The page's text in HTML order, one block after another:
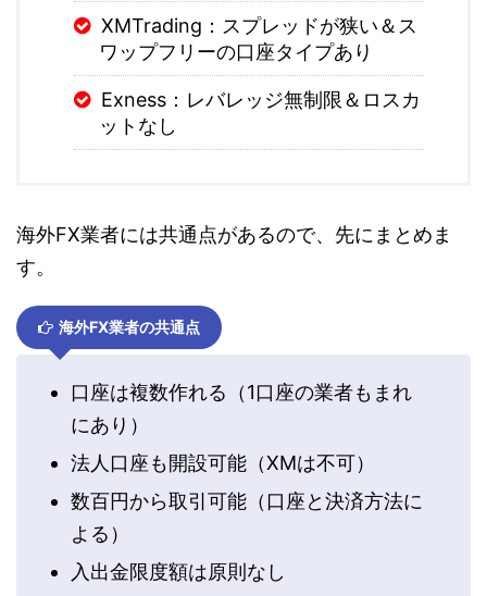
XMTrading：スプレッドが狭い＆ス
ワップフリーの口座タイプあり
Exness：レバレッジ無制限＆ロスカ
ットなし
海外FX業者には共通点があるので、先にまとめま
す。
海外FX業者の共通点
口座は複数作れる（1口座の業者もまれ
にあり）
法人口座も開設可能（XMは不可）
数百円から取引可能（口座と決済方法に
よる）
入出金限度額は原則なし